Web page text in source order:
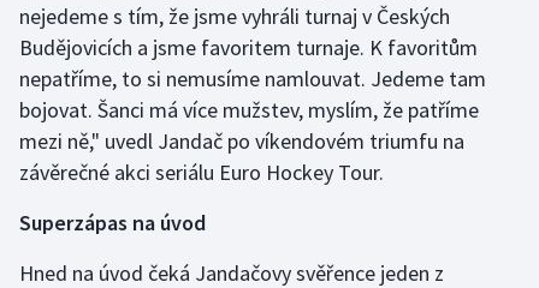
Ostatní
nejedeme s tím, že jsme vyhráli turnaj v Českých
Budějovicích a jsme favoritem turnaje. K favoritům
nepatříme, to si nemusíme namlouvat. Jedeme tam
bojovat. Šanci má více mužstev, myslím, že patříme
mezi ně," uvedl Jandač po víkendovém triumfu na
závěrečné akci seriálu Euro Hockey Tour.
Superzápas na úvod
Hned na úvod čeká Jandačovy svěřence jeden z